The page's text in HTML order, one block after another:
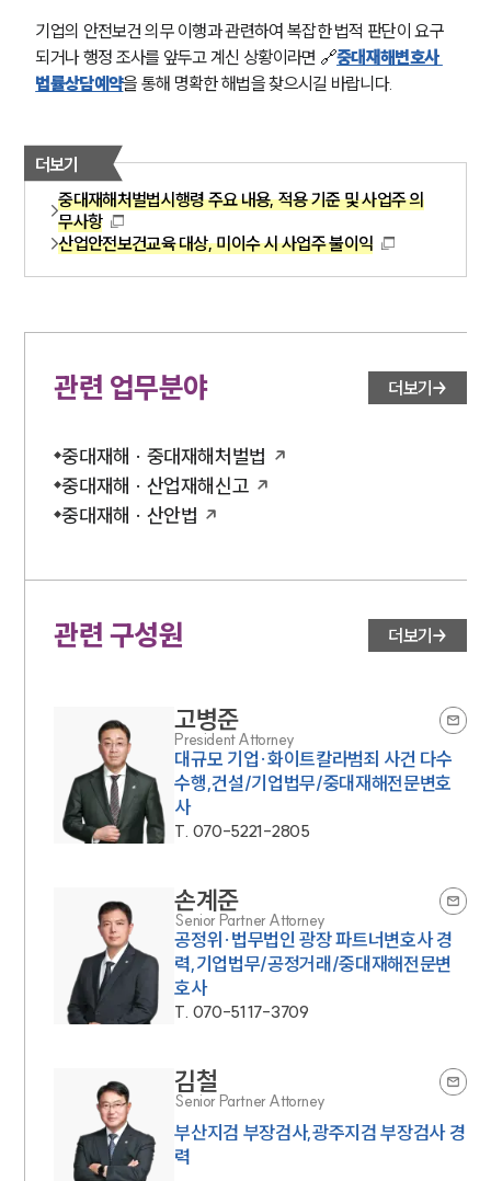
기업의 안전보건 의무 이행과 관련하여 복잡한 법적 판단이 요구
되거나 행정 조사를 앞두고 계신 상황이라면 🔗중대재해변호사
법률상담예약을 통해 명확한 해법을 찾으시길 바랍니다.
더보기
중대재해처벌법시행령 주요 내용, 적용 기준 및 사업주 의
무사항
산업안전보건교육 대상, 미이수 시 사업주 불이익
관련 업무분야 더보기
중대재해 · 중대재해처벌법
중대재해 · 산업재해신고
중대재해 · 산안법
관련 구성원 더보기
고병준
President Attorney
대규모 기업·화이트칼라범죄 사건 다수
수행,건설/기업법무/중대재해전문변호
사
T. 070-5221-2805
손계준
Senior Partner Attorney
공정위·법무법인 광장 파트너변호사 경
력,기업법무/공정거래/중대재해전문변
호사
T. 070-5117-3709
김철
Senior Partner Attorney
부산지검 부장검사,광주지검 부장검사 경
력